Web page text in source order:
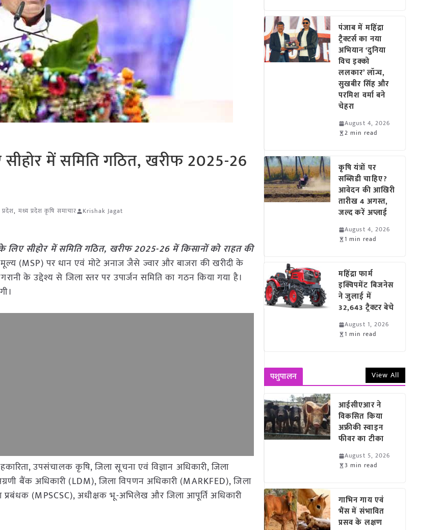
में समिति गठित, खरीफ 2025-26
, मध्य प्रदेश कृषि समाचार Krishak Jagat
लिए सीहोर में समिति गठित, खरीफ 2025-26 में किसानों को राहत की
(MSP) पर धान एवं मोटे अनाज जैसे ज्वार और बाजरा की खरीदी के
के उद्देश्य से जिला स्तर पर उपार्जन समिति का गठन किया गया है।
उपसंचालक कृषि, जिला सूचना एवं विज्ञान अधिकारी, जिला
बैंक अधिकारी (LDM), जिला विपणन अधिकारी (MARKFED), जिला
(MPSCSC), अधीक्षक भू-अभिलेख और जिला आपूर्ति अधिकारी
पंजाब में महिंद्रा
ट्रैक्टर्स का नया
अभियान ‘दुनिया
विच इक्को
ललकार’ लॉन्च,
सुखबीर सिंह और
परमिश वर्मा बने
चेहरा
August 4, 2026
2 min read
कृषि यंत्रों पर
सब्सिडी चाहिए?
आवेदन की आखिरी
तारीख 4 अगस्त,
जल्द करें अप्लाई
August 4, 2026
1 min read
महिंद्रा फार्म
इक्विपमेंट बिजनेस
ने जुलाई में
32,643 ट्रैक्टर बेचे
August 1, 2026
1 min read
पशुपालन View All
आईसीएआर ने
विकसित किया
अफ्रीकी स्वाइन
फीवर का टीका
August 5, 2026
3 min read
गाभिन गाय एवं
भैंस में संभावित
प्रसव के लक्षण